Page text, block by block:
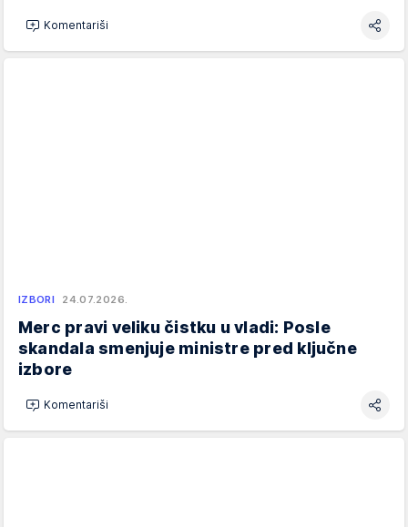
Komentariši
IZBORI 24.07.2026.
Merc pravi veliku čistku u vladi: Posle
skandala smenjuje ministre pred ključne
izbore
Komentariši